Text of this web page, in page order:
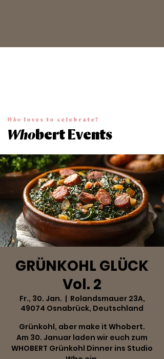
Who loves to celebrate?
Whobert Events
GRÜNKOHL GLÜCK
Vol. 2
Fr., 30. Jan.
  |
Rolandsmauer 23A,
49074 Osnabrück, Deutschland
Grünkohl, aber make it Whobert.
Am 30. Januar laden wir euch zum
WHOBERT Grünkohl Dinner ins Studio